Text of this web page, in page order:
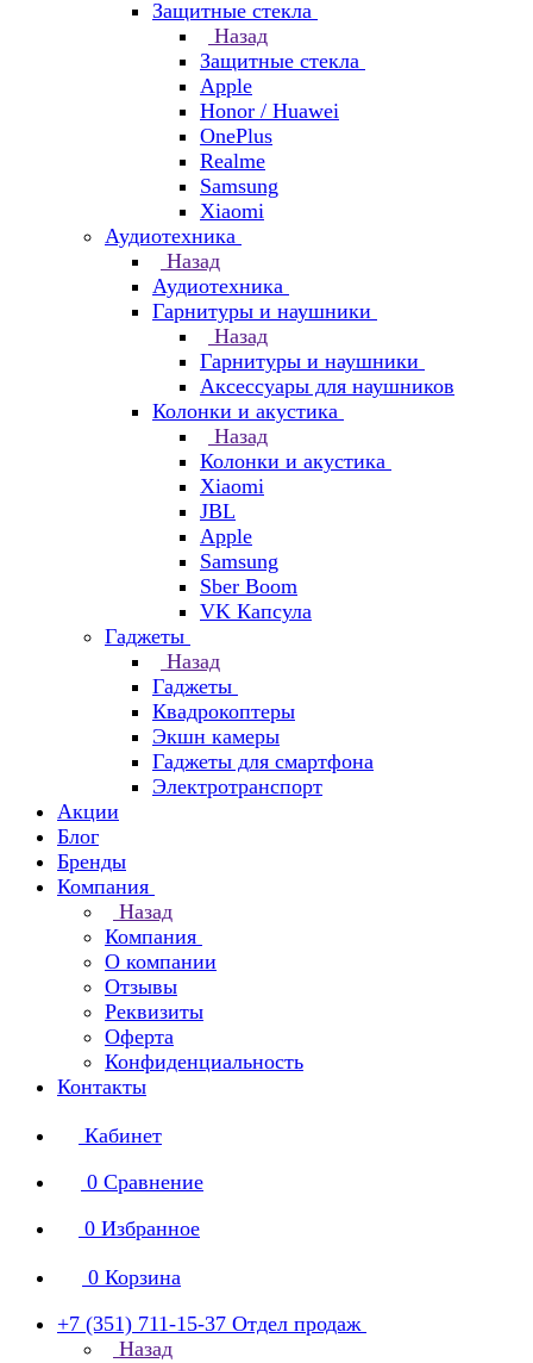
Защитные стекла
Назад
Защитные стекла
Apple
Honor / Huawei
OnePlus
Realme
Samsung
Xiaomi
Аудиотехника
Назад
Аудиотехника
Гарнитуры и наушники
Назад
Гарнитуры и наушники
Аксессуары для наушников
Колонки и акустика
Назад
Колонки и акустика
Xiaomi
JBL
Apple
Samsung
Sber Boom
VK Капсула
Гаджеты
Назад
Гаджеты
Квадрокоптеры
Экшн камеры
Гаджеты для смартфона
Электротранспорт
Акции
Блог
Бренды
Компания
Назад
Компания
О компании
Отзывы
Реквизиты
Оферта
Конфиденциальность
Контакты
Кабинет
0 Сравнение
0 Избранное
0 Корзина
+7 (351) 711-15-37 Отдел продаж
Назад